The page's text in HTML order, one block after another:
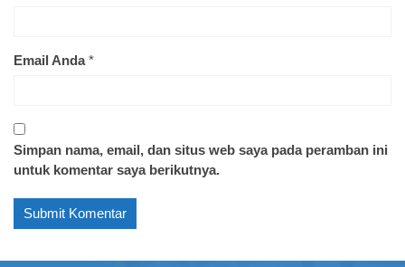
Email Anda*
Simpan nama, email, dan situs web saya pada peramban ini
untuk komentar saya berikutnya.